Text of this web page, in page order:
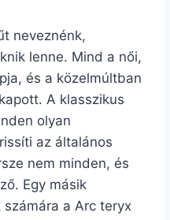
neveznénk,
lenne. Mind a női,
és a közelmúltban
A klasszikus
olyan
az általános
nem minden, és
Egy másik
a Arc teryx